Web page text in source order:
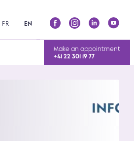
FR EN
Make an appointment
+41 22 301 19 77